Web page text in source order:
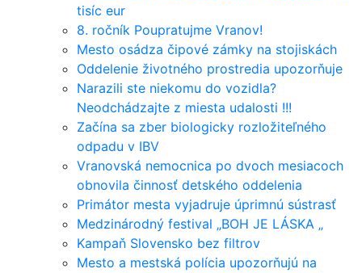
tisíc eur
8. ročník Poupratujme Vranov!
Mesto osádza čipové zámky na stojiskách
Oddelenie životného prostredia upozorňuje
Narazili ste niekomu do vozidla?
Neodchádzajte z miesta udalosti !!!
Začína sa zber biologicky rozložiteľného
odpadu v IBV
Vranovská nemocnica po dvoch mesiacoch
obnovila činnosť detského oddelenia
Primátor mesta vyjadruje úprimnú sústrasť
Medzinárodný festival „BOH JE LÁSKA „
Kampaň Slovensko bez filtrov
Mesto a mestská polícia upozorňujú na